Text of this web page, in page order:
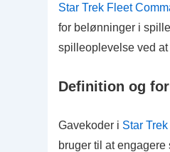
Star Trek Fleet
for belønninger i
spilleoplevelse ved
Definition og
Gavekoder i Star
bruger til at